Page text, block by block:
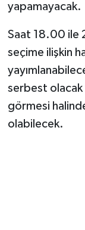
yapamayacak.
Saat 18.00 ile
seçime ilişkin
serbest olacak
görmesi
olabilecek.